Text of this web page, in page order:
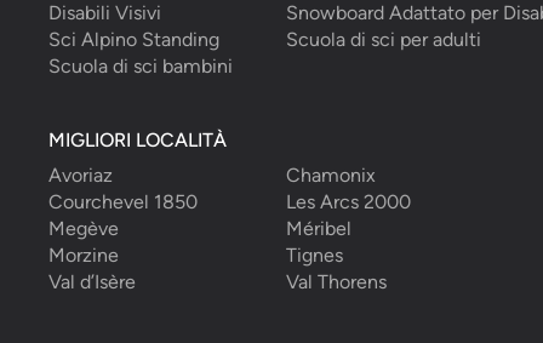
Disabili Visivi
Snowboard Adattato per
Sci Alpino Standing
Scuola di sci per adulti
Scuola di sci bambini
MIGLIORI LOCALITÀ
Avoriaz
Chamonix
Courchevel 1850
Les Arcs 2000
Megève
Méribel
Morzine
Tignes
Val d’Isère
Val Thorens